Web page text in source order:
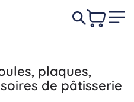
plaques,
de pâtisserie